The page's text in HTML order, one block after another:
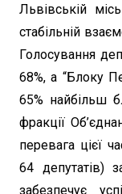
Львівській
стабільній
Голосування
68%, а “Блоку
65% найбільш
фракції
перевага цієї
64 депутатів)
забезпечує